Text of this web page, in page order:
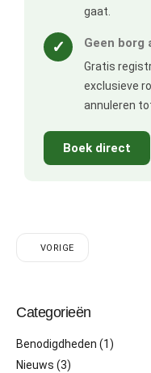
gaat.
✓ Geen borg
Gratis
exclusieve
annuleren
Boek direct
VORIGE
Categorieën
Benodigdheden (1)
Nieuws (3)